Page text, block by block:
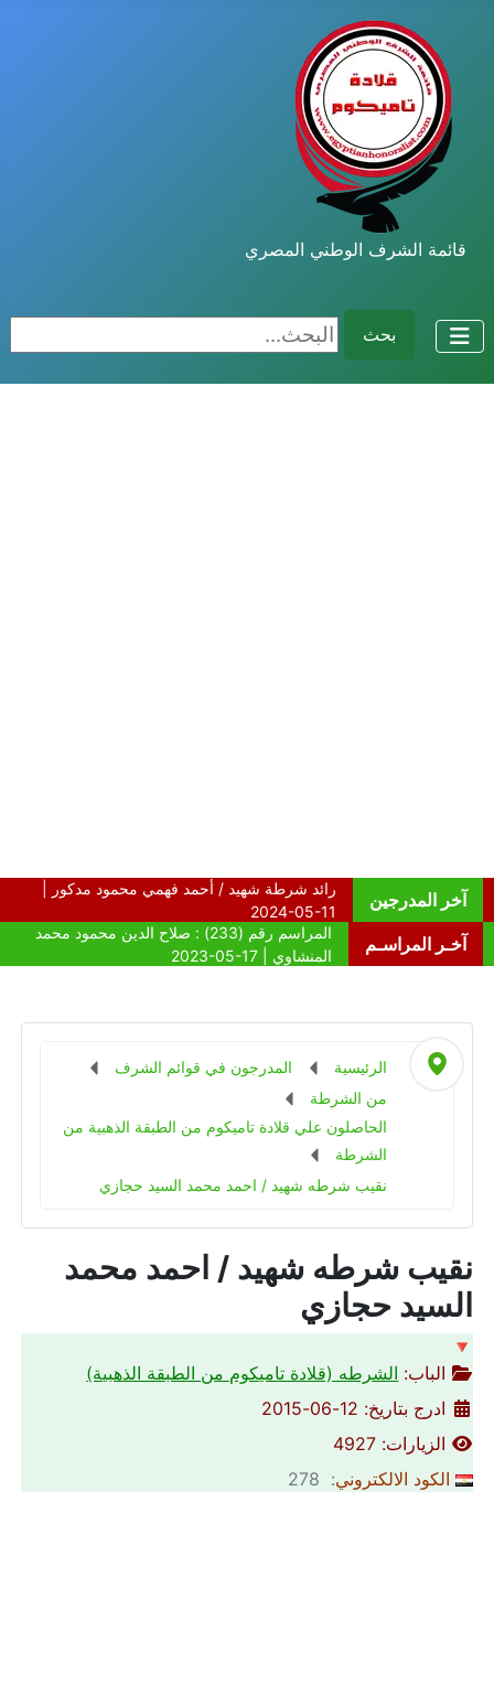
قائمة الشرف الوطني المصري
بحث البحث...
آخر المدرجين
آخـر المراسـم
الرئيسية
المدرجون في قوائم الشرف
من الشرطة
الحاصلون علي قلادة تاميكوم من الطبقة الذهبية من
الشرطة
نقيب شرطه شهيد / احمد محمد السيد حجازي
نقيب شرطه شهيد / احمد محمد
السيد حجازي
🔻
الباب: الشرطه (قلادة تاميكوم من الطبقة الذهبية)
ادرج بتاريخ: 12-06-2015
الزيارات: 4927
الكود الالكتروني: 278